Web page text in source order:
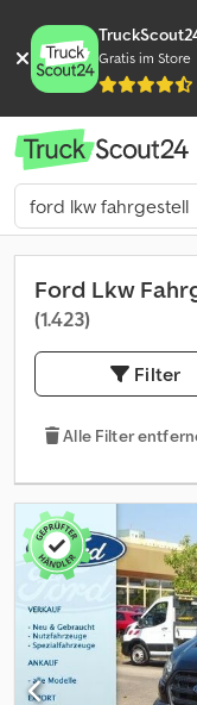
Gratis im Store
Ford Lkw
(1.423)
Filter
Alle Filter